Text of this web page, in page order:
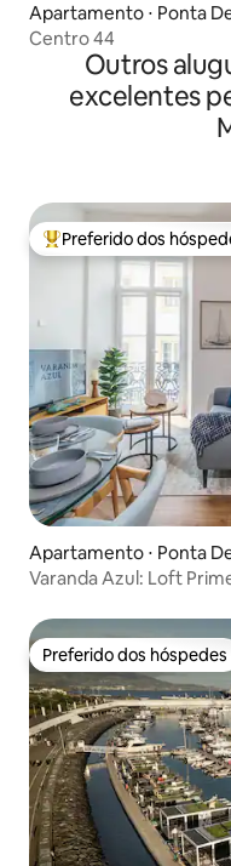
Apartamento ⋅ Ponta
Centro 44
Outros
excelentes
Entre os melhores
Preferido dos
Apartamento ⋅ Ponta
Varanda Azul: Loft
Preferido dos hóspedes
Preferido dos hóspedes